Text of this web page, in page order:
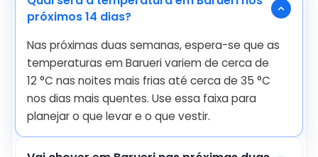
próximos 14 dias?
Nas próximas duas semanas, espera-se que as
temperaturas em Barueri variem de cerca de
12°C nas noites mais frias até cerca de 35 °C
nos dias mais quentes. Use essa faixa para
planejar o que levar e o que vestir.